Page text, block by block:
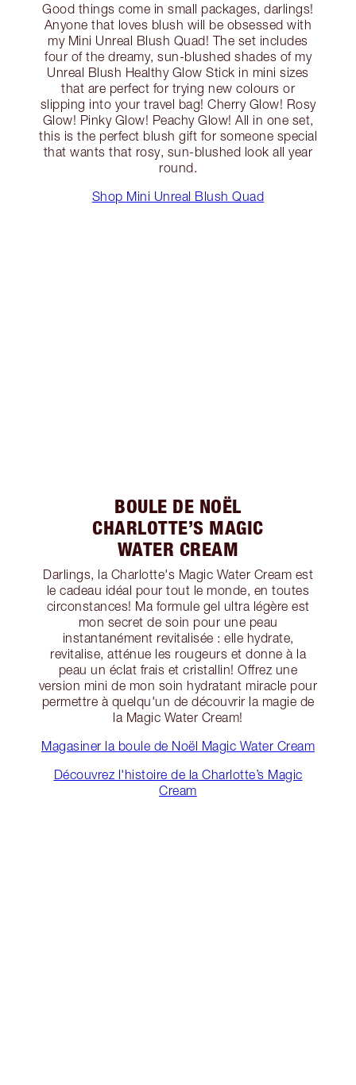
Good things come in small packages, darlings!
Anyone that loves blush will be obsessed with
my Mini Unreal Blush Quad! The set includes
four of the dreamy, sun-blushed shades of my
Unreal Blush Healthy Glow Stick in mini sizes
that are perfect for trying new colours or
slipping into your travel bag! Cherry Glow! Rosy
Glow! Pinky Glow! Peachy Glow! All in one set,
this is the perfect blush gift for someone special
that wants that rosy, sun-blushed look all year
round.
Shop Mini Unreal Blush Quad
BOULE DE NOËL
CHARLOTTE’S MAGIC
WATER CREAM
Darlings, la Charlotte's Magic Water Cream est
le cadeau idéal pour tout le monde, en toutes
circonstances! Ma formule gel ultra légère est
mon secret de soin pour une peau
instantanément revitalisée : elle hydrate,
revitalise, atténue les rougeurs et donne à la
peau un éclat frais et cristallin! Offrez une
version mini de mon soin hydratant miracle pour
permettre à quelqu'un de découvrir la magie de
la Magic Water Cream!
Magasiner la boule de Noël Magic Water Cream
Découvrez l'histoire de la Charlotte’s Magic
Cream